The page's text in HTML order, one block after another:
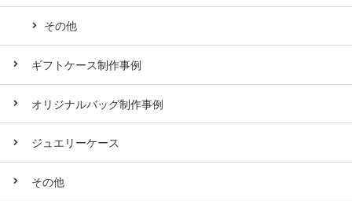
その他
ギフトケース制作事例
オリジナルバッグ制作事例
ジュエリーケース
その他